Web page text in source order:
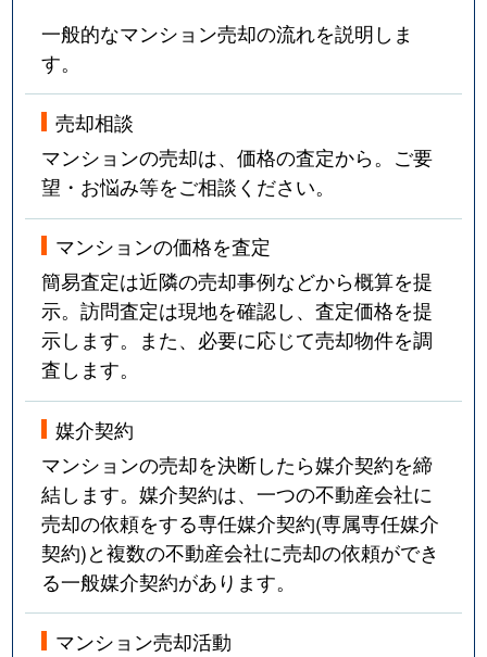
一般的なマンション売却の流れを説明しま
す。
売却相談
マンションの売却は、価格の査定から。ご要
望・お悩み等をご相談ください。
マンションの価格を査定
簡易査定は近隣の売却事例などから概算を提
示。訪問査定は現地を確認し、査定価格を提
示します。また、必要に応じて売却物件を調
査します。
媒介契約
マンションの売却を決断したら媒介契約を締
結します。媒介契約は、一つの不動産会社に
売却の依頼をする専任媒介契約(専属専任媒介
契約)と複数の不動産会社に売却の依頼ができ
る一般媒介契約があります。
マンション売却活動